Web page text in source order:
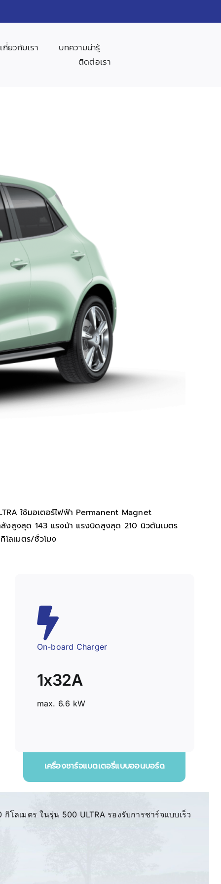
เกี่ยวกับเรา
บทความน่ารู้
ติดต่อเรา
ใช้มอเตอร์ไฟฟ้า Permanent Magnet
งสูงสุด 143 แรงม้า แรงบิดสูงสุด 210 นิวตันเมตร
โลเมตร/ชั่วโมง
On-board Charger
1x32A
max. 6.6 kW
เครื่องชาร์จแบตเตอรี่แบบออนบอร์ด
โลเมตร ในรุ่น 500 ULTRA รองรับการชาร์จแบบเร็ว